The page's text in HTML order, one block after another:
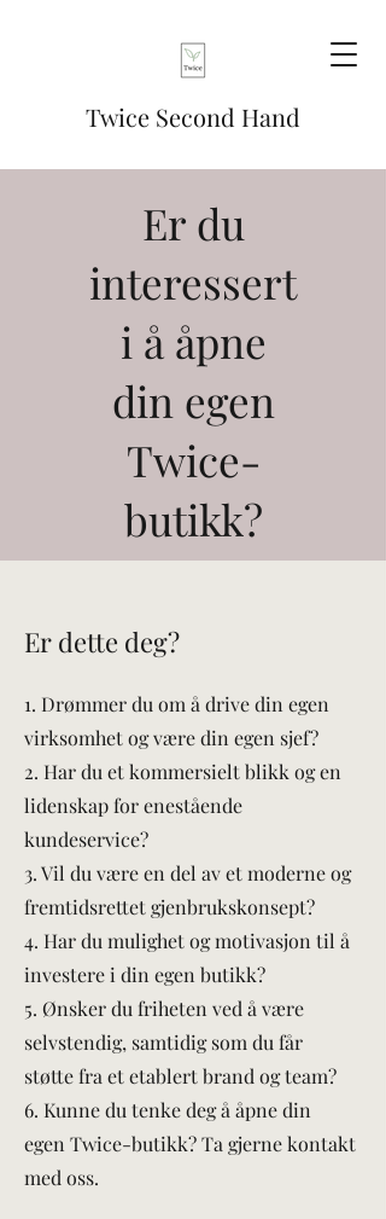
Twice Second Hand
Er du
interessert
i å åpne
din egen
Twice-
butikk?
Er dette deg?
1. Drømmer du om å drive din egen
virksomhet og være din egen sjef?
2. Har du et kommersielt blikk og en
lidenskap for enestående
kundeservice?
3. Vil du være en del av et moderne og
fremtidsrettet gjenbrukskonsept?
4. Har du mulighet og motivasjon til å
investere i din egen butikk?
5. Ønsker du friheten ved å være
selvstendig, samtidig som du får
støtte fra et etablert brand og team?
6. Kunne du tenke deg å åpne din
egen Twice-butikk? Ta gjerne kontakt
med oss.